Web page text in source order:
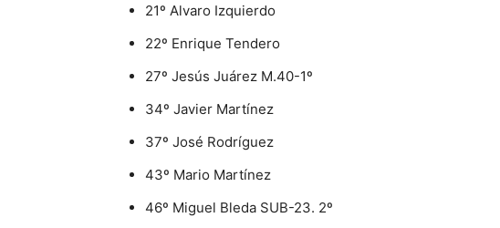
21º Alvaro Izquierdo
22º Enrique Tendero
27º Jesús Juárez M.40-1º
34º Javier Martínez
37º José Rodríguez
43º Mario Martínez
46º Miguel Bleda SUB-23. 2º